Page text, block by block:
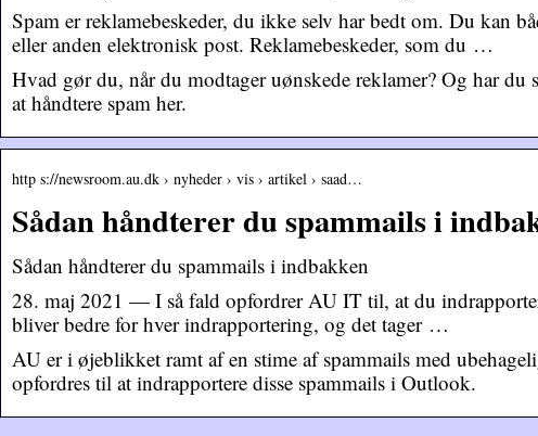
Spam er reklamebeskeder, du ikke selv har bedt om. Du kan
eller anden elektronisk post. Reklamebeskeder, som du …
Hvad gør du, når du modtager uønskede reklamer? Og har
at håndtere spam her.
http s://newsroom.au.dk › nyheder › vis › artikel › saad…
Sådan håndterer du spammails i
Sådan håndterer du spammails i indbakken
28. maj 2021 — I så fald opfordrer AU IT til, at du
bliver bedre for hver indrapportering, og det tager …
AU er i øjeblikket ramt af en stime af spammails med
opfordres til at indrapportere disse spammails i Outlook.